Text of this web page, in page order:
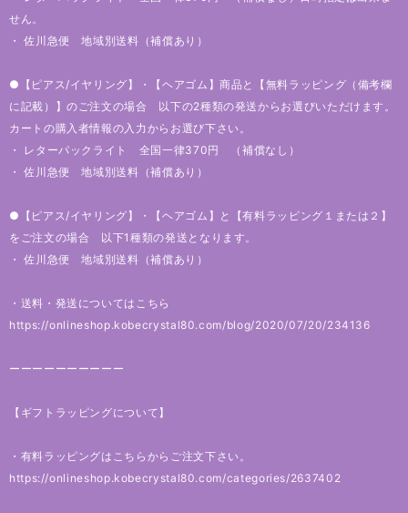
せん。
・ 佐川急便 地域別送料（補償あり）
●【ピアス/イヤリング】・【ヘアゴム】商品と【無料ラッピング（備考欄
に記載）】のご注文の場合 以下の2種類の発送からお選びいただけます。
カートの購入者情報の入力からお選び下さい。
・ レターパックライト 全国一律370円 （補償なし）
・ 佐川急便 地域別送料（補償あり）
●【ピアス/イヤリング】・【ヘアゴム】と【有料ラッピング１または２】
をご注文の場合 以下1種類の発送となります。
・ 佐川急便 地域別送料（補償あり）
・送料・発送についてはこちら
https://onlineshop.kobecrystal80.com/blog/2020/07/20/234136
ーーーーーーーーーー
【ギフトラッピングについて】
・有料ラッピングはこちらからご注文下さい。
https://onlineshop.kobecrystal80.com/categories/2637402